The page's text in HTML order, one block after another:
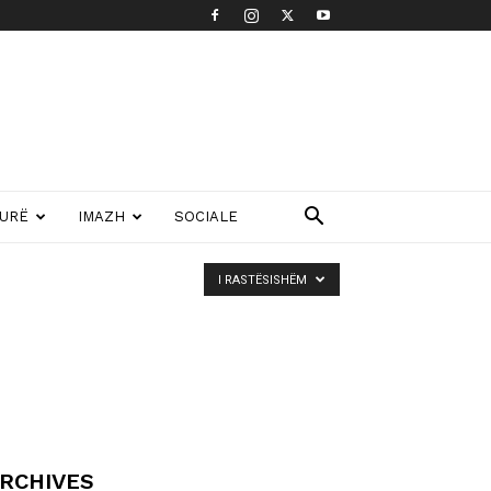
IMAZH SOCIALE
I RASTËSISHËM